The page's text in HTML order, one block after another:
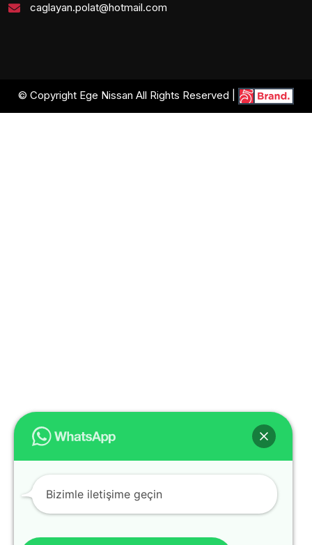
caglayan.polat@hotmail.com
© Copyright Ege Nissan All Rights Reserved |
Bizimle iletişime geçin